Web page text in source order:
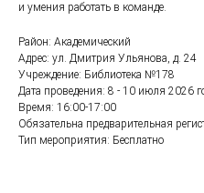
и умения работать в команде.
Район: Академический
Адрес: ул. Дмитрия Ульянова, д. 24
Учреждение: Библиотека №178
Дата проведения: 8 - 10 июля 2026
Время: 16:00-17:00
Обязательна предварительная
Тип мероприятия: Бесплатно